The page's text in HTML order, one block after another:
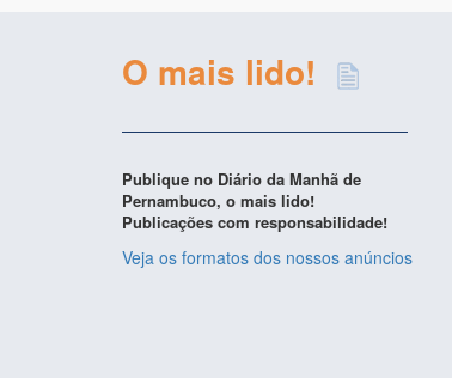
O mais lido!
Publique no Diário da Manhã de
Pernambuco, o mais lido!
Publicações com responsabilidade!
Veja os formatos dos nossos anúncios